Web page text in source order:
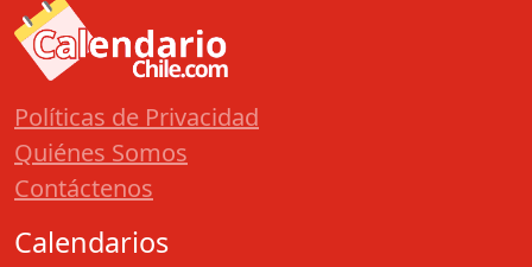
Políticas de Privacidad
Quiénes Somos
Contáctenos
Calendarios